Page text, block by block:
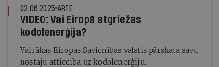
02.06.2025 ARTE
VIDEO: Vai Eiropā atgriežas
kodolenerģija?
Vairākas Eiropas Savienības valstis pārskata savu
nostāju attiecībā uz kodolenerģiju.